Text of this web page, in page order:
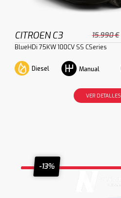
CITROEN C3 15.990 €
BlueHDi 75KW 100CV SS CSeries
Diesel Manual
VER DETALLES
-13%